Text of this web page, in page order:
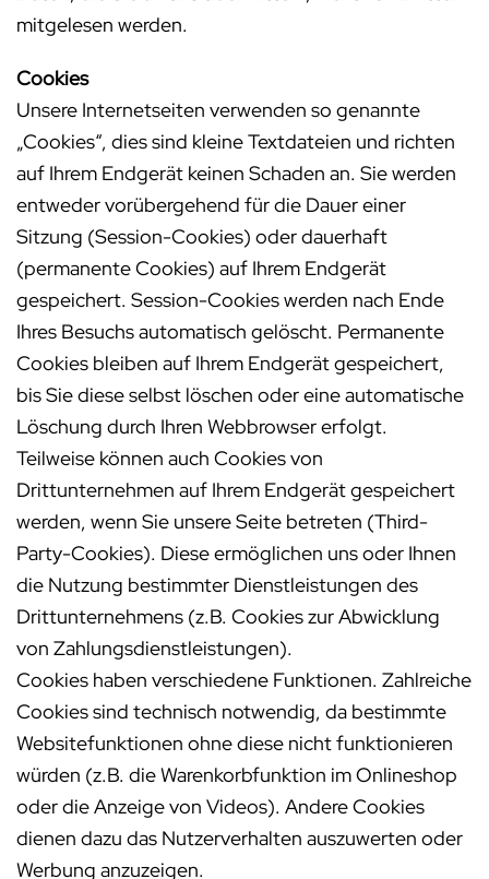
mitgelesen werden.
Cookies
Unsere Internetseiten verwenden so genannte
„Cookies“, dies sind kleine Textdateien und richten
auf Ihrem Endgerät keinen Schaden an. Sie werden
entweder vorübergehend für die Dauer einer
Sitzung (Session-Cookies) oder dauerhaft
(permanente Cookies) auf Ihrem Endgerät
gespeichert. Session-Cookies werden nach Ende
Ihres Besuchs automatisch gelöscht. Permanente
Cookies bleiben auf Ihrem Endgerät gespeichert,
bis Sie diese selbst löschen oder eine automatische
Löschung durch Ihren Webbrowser erfolgt.
Teilweise können auch Cookies von
Drittunternehmen auf Ihrem Endgerät gespeichert
werden, wenn Sie unsere Seite betreten (Third-
Party-Cookies). Diese ermöglichen uns oder Ihnen
die Nutzung bestimmter Dienstleistungen des
Drittunternehmens (z.B. Cookies zur Abwicklung
von Zahlungsdienstleistungen).
Cookies haben verschiedene Funktionen. Zahlreiche
Cookies sind technisch notwendig, da bestimmte
Websitefunktionen ohne diese nicht funktionieren
würden (z.B. die Warenkorbfunktion im Onlineshop
oder die Anzeige von Videos). Andere Cookies
dienen dazu das Nutzerverhalten auszuwerten oder
Werbung anzuzeigen.